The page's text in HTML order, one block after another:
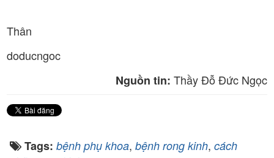
Thân
doducngoc
Nguồn tin: Thầy Đỗ Đức Ngọc
Tags: bệnh phụ khoa, bệnh rong kinh, cách